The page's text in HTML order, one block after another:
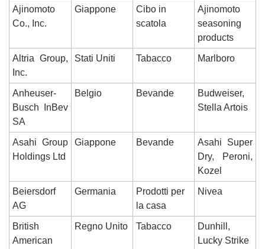
Ajinomoto
Co., Inc.
Giappone
Cibo in
scatola
Ajinomoto
seasoning
products
Altria Group,
Inc.
Stati Uniti Tabacco Marlboro
Anheuser-
Busch InBev
SA
Belgio Bevande
Budweiser,
Stella Artois
Asahi Group
Holdings Ltd
Giappone Bevande
Asahi Super
Dry, Peroni,
Kozel
Beiersdorf
AG
Germania
Prodotti per
la casa
Nivea
British
American
Regno Unito Tabacco
Dunhill,
Lucky Strike